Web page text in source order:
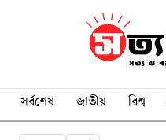
সর্বশেষ জাতীয় বিশ্ব